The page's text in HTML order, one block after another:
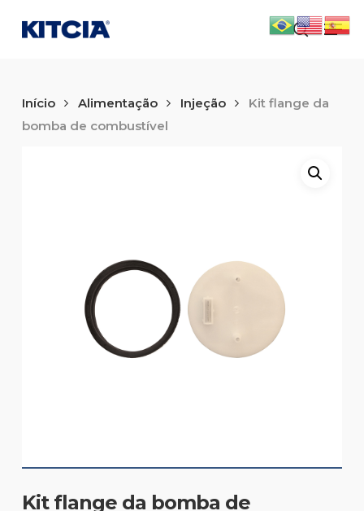
main
search
Início Alimentação Injeção
Kit flange da
bomba de combustível
Kit flange da bomba de